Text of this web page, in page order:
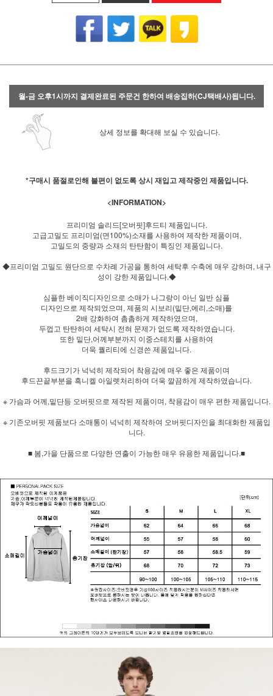
월-금 오후1시까지 결제완료된 주문건 한하여 배송집하(CJ택배사)됩니다.
상세 정보를 확대해 보실 수 있습니다.
*구매시 품절로인해 불편이 없도록 상시 재입고 제작중인 제품입니다.
<INFORMATION>
프리미엄 솔리드[오버핏]후드티 제품입니다.
고급고밀도 프리미엄(면100%)소재를 사용하여 제작한 제품이며,
고밀도의 중량과 소재의 탄탄함이 특징인 제품입니다.
◆프리미엄 고밀도 원단으로 수차례 가공을 통하여 세탁후 수축에 매우 강하며, 내구
성이 강한 제품입니다.◆
심플한 베이직디자인으로 소매가 나그랑이 아닌 일반 심플
디자인으로 제작되었으며, 제품의 시보리(밑단,에리,소매)를
2배 강화하여 촘촘하게 제작하였으며,
두껍고 탄탄하여 세탁시 전혀 문제가 없도록 제작하였습니다.
또한 밑단,어께부분까지 이중스테치를 사용하여
더욱 퀄리티에 신경쓴 제품입니다.
후드크기가 넉넉히 제작되어 착용감에 매우 좋은 제품이며
후드끈끝부분을 흑니켈 아일렛처리하여 더욱 깔끔하게 제작하였습니다.
※ 가슴과 어께,밑단등 오버핏으로 제작된 제품이며, 착용감이 매우 편한 제품입니다.
※ 기존오버핏 제품보다 소매통이 넉넉히 제작하여 오버핏디자인을 최대화한 제품입
니다.
■ 봄,가을 단품으로 다양한 연출이 가능한 매우 유용한 제품입니다.■